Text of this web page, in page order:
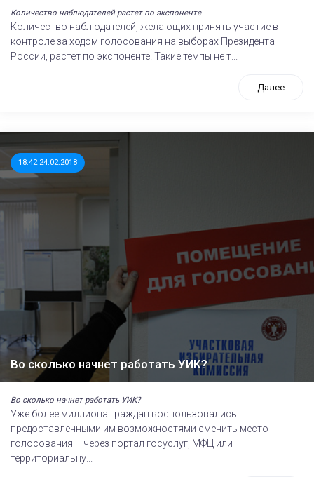
Количество наблюдателей растет по экспоненте
Количество наблюдателей, желающих принять участие в
контроле за ходом голосования на выборах Президента
России, растет по экспоненте. Такие темпы не т...
Далее
18:42 24.02.2018
Во сколько начнет работать УИК?
Во сколько начнет работать УИК?
Уже более миллиона граждан воспользовались
предоставленными им возможностями сменить место
голосования – через портал госуслуг, МФЦ или
территориальну...